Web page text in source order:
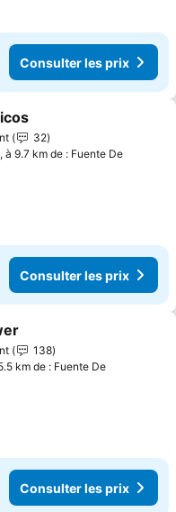
Consulter les prix
à mes favoris
32
à 9.7 km de : Fuente De
Consulter les prix
à mes favoris
138
km de : Fuente De
Consulter les prix